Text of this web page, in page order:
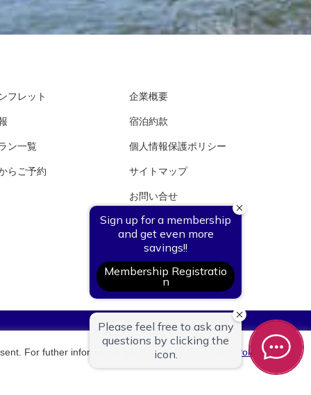
フレット
ン一覧
らご予約
企業概要
宿泊約款
個人情報保護ポリシー
サイトマップ
お問い合せ
よくあるご質問（FAQ）
株式会社ホテル銀水荘
For futher information, please check the Private Policy .